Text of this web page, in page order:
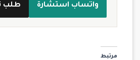
واتساب استشارة طلب
مرتبط